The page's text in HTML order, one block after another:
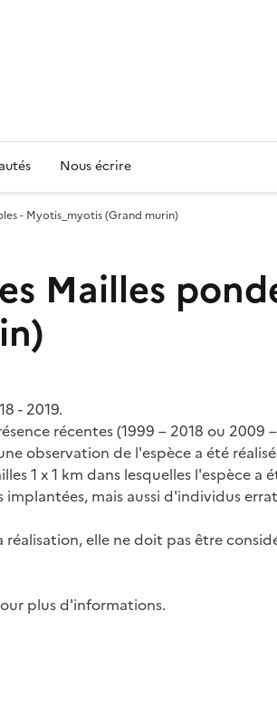
Nous écrire
- Myotis_myotis (Grand murin)
Mailles
- 2019.
récentes (1999 – 2018 ou 2009 –
observation de l'espèce a été
1 x 1 km dans lesquelles l'espèce a
mais aussi d'individus
elle ne doit pas être
plus d'informations.